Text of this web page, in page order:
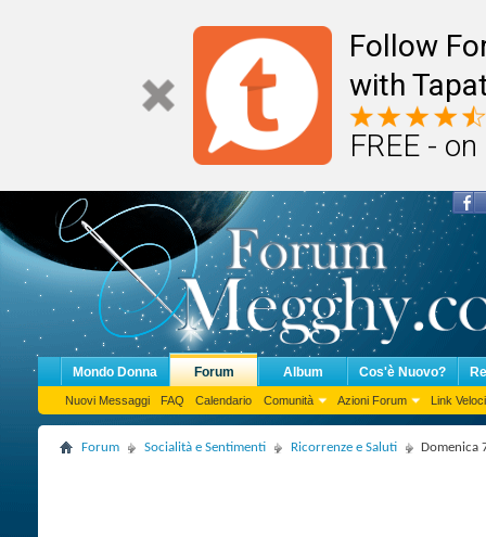
Follow
with
FREE -
Mondo Donna Forum
Nuovi Messaggi FAQ Calendario Comunità Azioni Forum Link Veloci
Album Cos'è Nuovo?
Forum Socialità e Sentimenti Ricorrenze e Saluti Domenica